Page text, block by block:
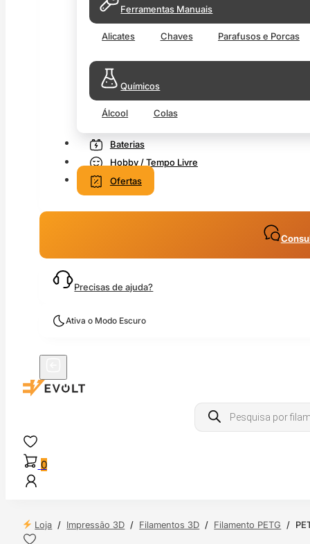
Ferramentas Manuais
Alicates Chaves Parafusos e Porcas
Químicos
Álcool Colas
Baterias
Hobby / Tempo Livre
Ofertas
Precisas de ajuda?
Ativa o Modo Escuro
Products
search
0
Loja / Impressão 3D / Filamentos 3D / Filamento PETG /